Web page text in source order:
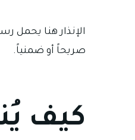
الإنذار هنا يحمل
صريحاً أو ضمنياً.
كيف